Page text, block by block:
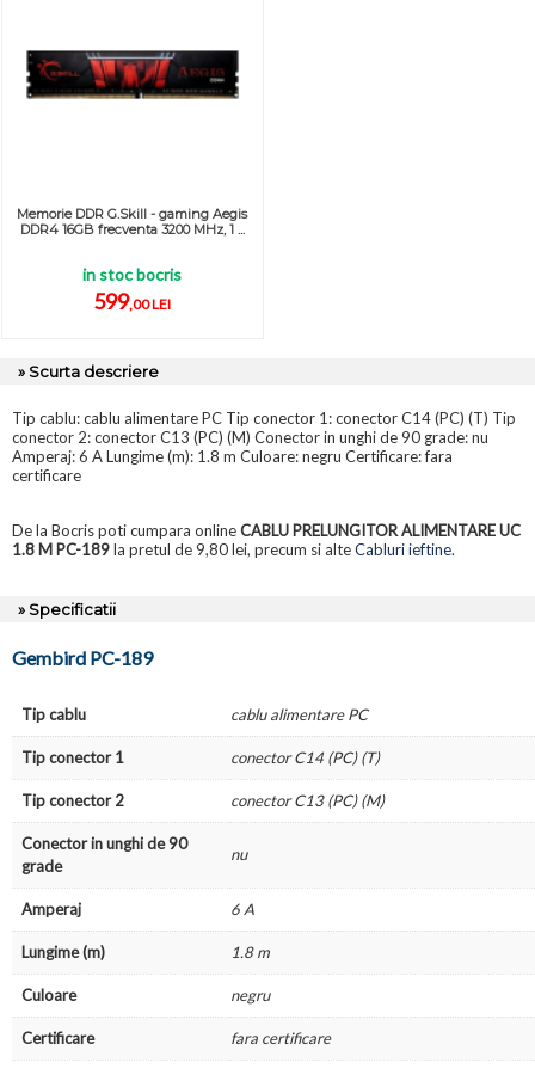
Memorie DDR G.Skill - gaming Aegis
DDR4 16GB frecventa 3200 MHz, 1 ...
in stoc bocris
599,00 LEI
» Scurta descriere
Tip cablu: cablu alimentare PC Tip conector 1: conector C14 (PC) (T) Tip
conector 2: conector C13 (PC) (M) Conector in unghi de 90 grade: nu
Amperaj: 6 A Lungime (m): 1.8 m Culoare: negru Certificare: fara
certificare
De la Bocris poti cumpara onlineCABLU PRELUNGITOR ALIMENTARE UC
1.8 M PC-189la pretul de 9,80 lei, precum si alteCabluri ieftine.
» Specificatii
Gembird PC-189
Tip cablu cablu alimentare PC
Tip conector 1 conector C14 (PC) (T)
Tip conector 2 conector C13 (PC) (M)
Conector in unghi de 90
grade
nu
Amperaj 6 A
Lungime (m) 1.8 m
Culoare negru
Certificare fara certificare